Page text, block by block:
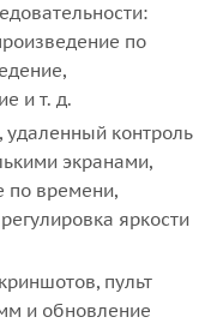
по
и т. д.
контроль
экранами,
по времени,
яркости
пульт
и обновление